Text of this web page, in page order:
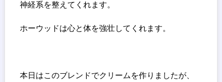
神経系を整えてくれます。
ホーウッドは心と体を強壮してくれます。
本日はこのブレンドでクリームを作りましたが、